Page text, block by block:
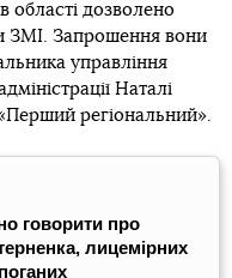
області дозволено
ЗМІ. Запрошення вони
управління
Наталі
регіональний».
говорити про
лицемірних